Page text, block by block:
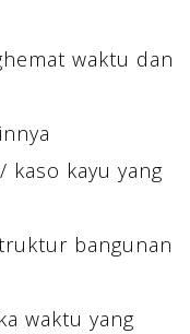
waktu dan
kaso kayu yang
bangunan
waktu yang